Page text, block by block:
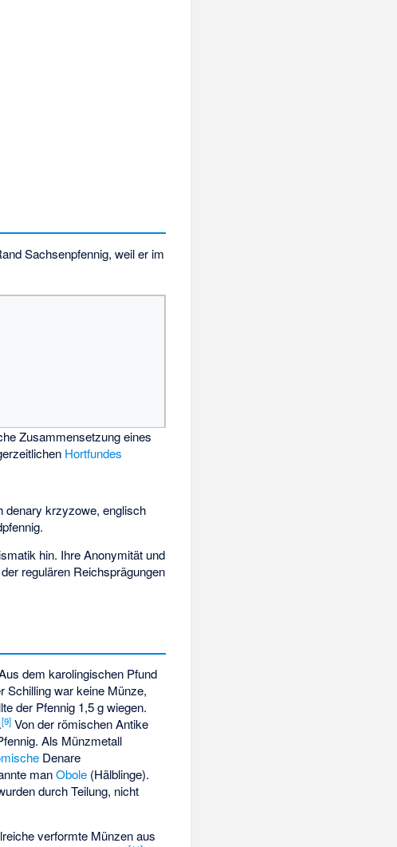
Sachsenpfennig, weil er im
Zusammensetzung eines
Hortfundes
denary krzyzowe, englisch
hin. Ihre Anonymität und
regulären Reichsprägungen
dem karolingischen Pfund
Schilling war keine Münze,
der Pfennig 1,5 g wiegen.
[9] Von der römischen Antike
Als Münzmetall
Denare
manObole (Hälblinge).
durch Teilung, nicht
verformte Münzen aus